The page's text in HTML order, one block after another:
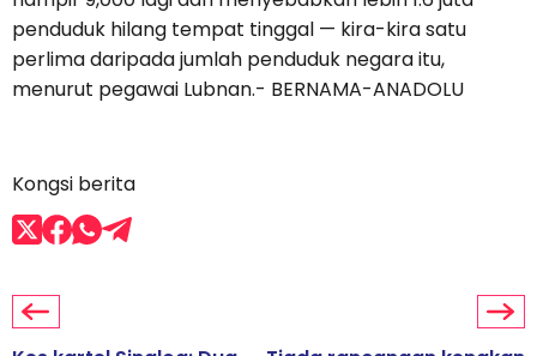
penduduk hilang tempat tinggal — kira-kira satu
perlima daripada jumlah penduduk negara itu,
menurut pegawai Lubnan.- BERNAMA-ANADOLU
Kongsi berita